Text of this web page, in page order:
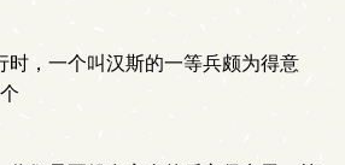
，一个叫汉斯的一等兵颇为得意